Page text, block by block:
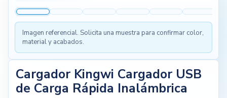
Imagen referencial. Solicita una muestra para confirmar color,
material y acabados.
Cargador Kingwi Cargador USB
de Carga Rápida Inalámbrica